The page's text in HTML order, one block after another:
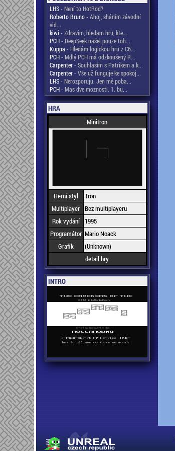
LHS- Není to HotRod?
Roberto Bruno- Ahoj, sháním závodní
vid...
kiwi - Zdravim, hledam hru, kte...
PCH- DeepSeek našel pouze toh...
Kuppa - Hledám logickou hru z C6...
PCH- Mdlý PCH má odzkoušený R...
Carpenter- Souhlasím s Patrikem a k...
Carpenter- Vše už funguje ke spokoj...
LHS- Nerozporuju. Jen mě poba...
PCH- Mas dve moznosti. 1. bu...
HRA
Minitron
Herní styl
Tron
Multiplayer Bez multiplayeru
Rok vydání
1995
Programátor Mario Noack
Grafik
(Unknown)
detail hry
INTRO